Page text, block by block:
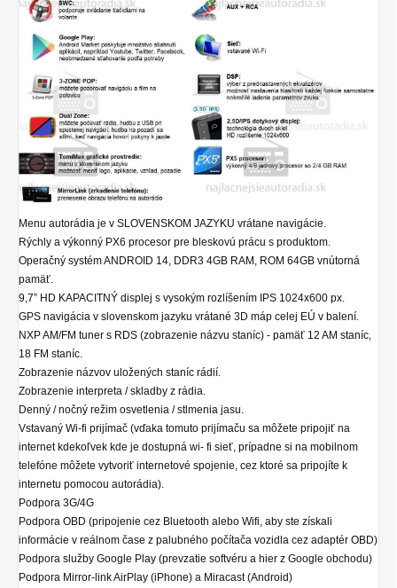
Menu autorádia je v SLOVENSKOM JAZYKU vrátane navigácie.
Rýchly a výkonný PX6 procesor pre bleskovú prácu s produktom.
Operačný systém ANDROID 14, DDR3 4GB RAM, ROM 64GB vnútorná
pamäť.
9,7” HD KAPACITNÝ displej s vysokým rozlíšením IPS 1024x600 px.
GPS navigácia v slovenskom jazyku vrátané 3D máp celej EÚ v balení.
NXP AM/FM tuner s RDS (zobrazenie názvu staníc) - pamäť 12 AM staníc,
18 FM staníc.
Zobrazenie názvov uložených staníc rádií.
Zobrazenie interpreta / skladby z rádia.
Denný / nočný režim osvetlenia / stlmenia jasu.
Vstavaný Wi-fi prijímač (vďaka tomuto prijímaču sa môžete pripojiť na
internet kdekoľvek kde je dostupná wi- fi sieť, prípadne si na mobilnom
telefóne môžete vytvoriť internetové spojenie, cez ktoré sa pripojíte k
internetu pomocou autorádia).
Podpora 3G/4G
Podpora OBD (pripojenie cez Bluetooth alebo Wifi, aby ste získali
informácie v reálnom čase z palubného počítača vozidla cez adaptér OBD)
Podpora služby Google Play (prevzatie softvéru a hier z Google obchodu)
Podpora Mirror-link AirPlay (iPhone) a Miracast (Android)